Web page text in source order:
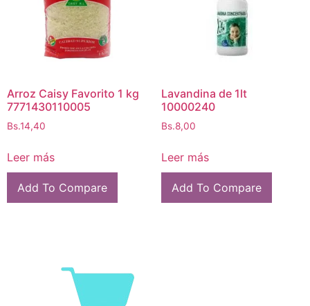
Arroz Caisy Favorito 1 kg
7771430110005
Bs.14,40
Leer más
Add To Compare
Lavandina de 1lt
10000240
Bs.8,00
Leer más
Add To Compare